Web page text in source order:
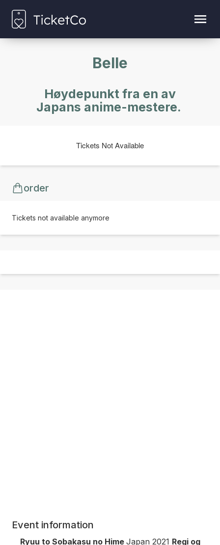
Belle
Høydepunkt fra en av
Japans anime-mestere.
Tickets Not Available
order
Tickets not available anymore
Event information
Ryuu to Sobakasu no Hime Japan 2021 Regi og